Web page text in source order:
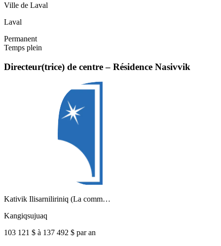
Ville de Laval
Laval
Permanent
Temps plein
Directeur(trice) de centre – Résidence Nasivvik
Kativik Ilisarniliriniq (La comm…
Kangiqsujuaq
103 121 $ à 137 492 $ par an